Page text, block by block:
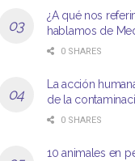
¿A qué nos
hablamos de
0 SHARES
La acción
de la
0 SHARES
10 animales en